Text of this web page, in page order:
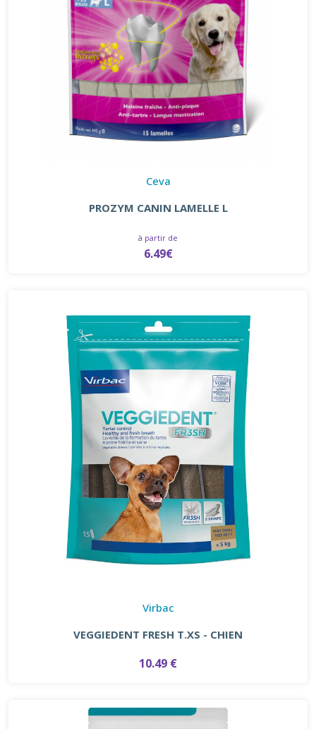
Ceva
PROZYM CANIN LAMELLE L
à partir de
6.49€
Virbac
VEGGIEDENT FRESH T.XS - CHIEN
10.49 €